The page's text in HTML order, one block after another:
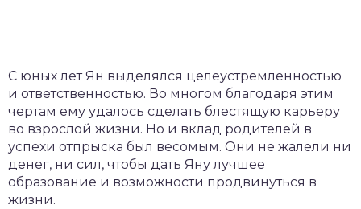
С юных лет Ян выделялся целеустремленностью
и ответственностью. Во многом благодаря этим
чертам ему удалось сделать блестящую карьеру
во взрослой жизни. Но и вклад родителей в
успехи отпрыска был весомым. Они не жалели ни
денег, ни сил, чтобы дать Яну лучшее
образование и возможности продвинуться в
жизни.